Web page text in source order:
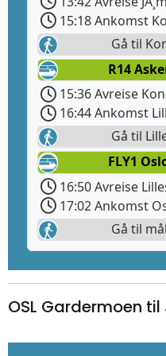
15:18 Ankomst
Gå til
R14
15:36 Avreise
16:44 Ankomst
Gå til
FLY1
16:50 Avreise
17:02 Ankomst
Gå til
OSL Gardermoen